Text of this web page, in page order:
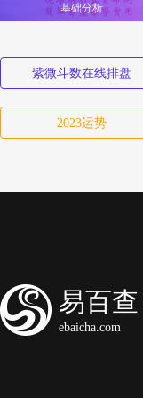
基础分析
紫微斗数在线排盘
2023运势
易百查
ebaicha.com